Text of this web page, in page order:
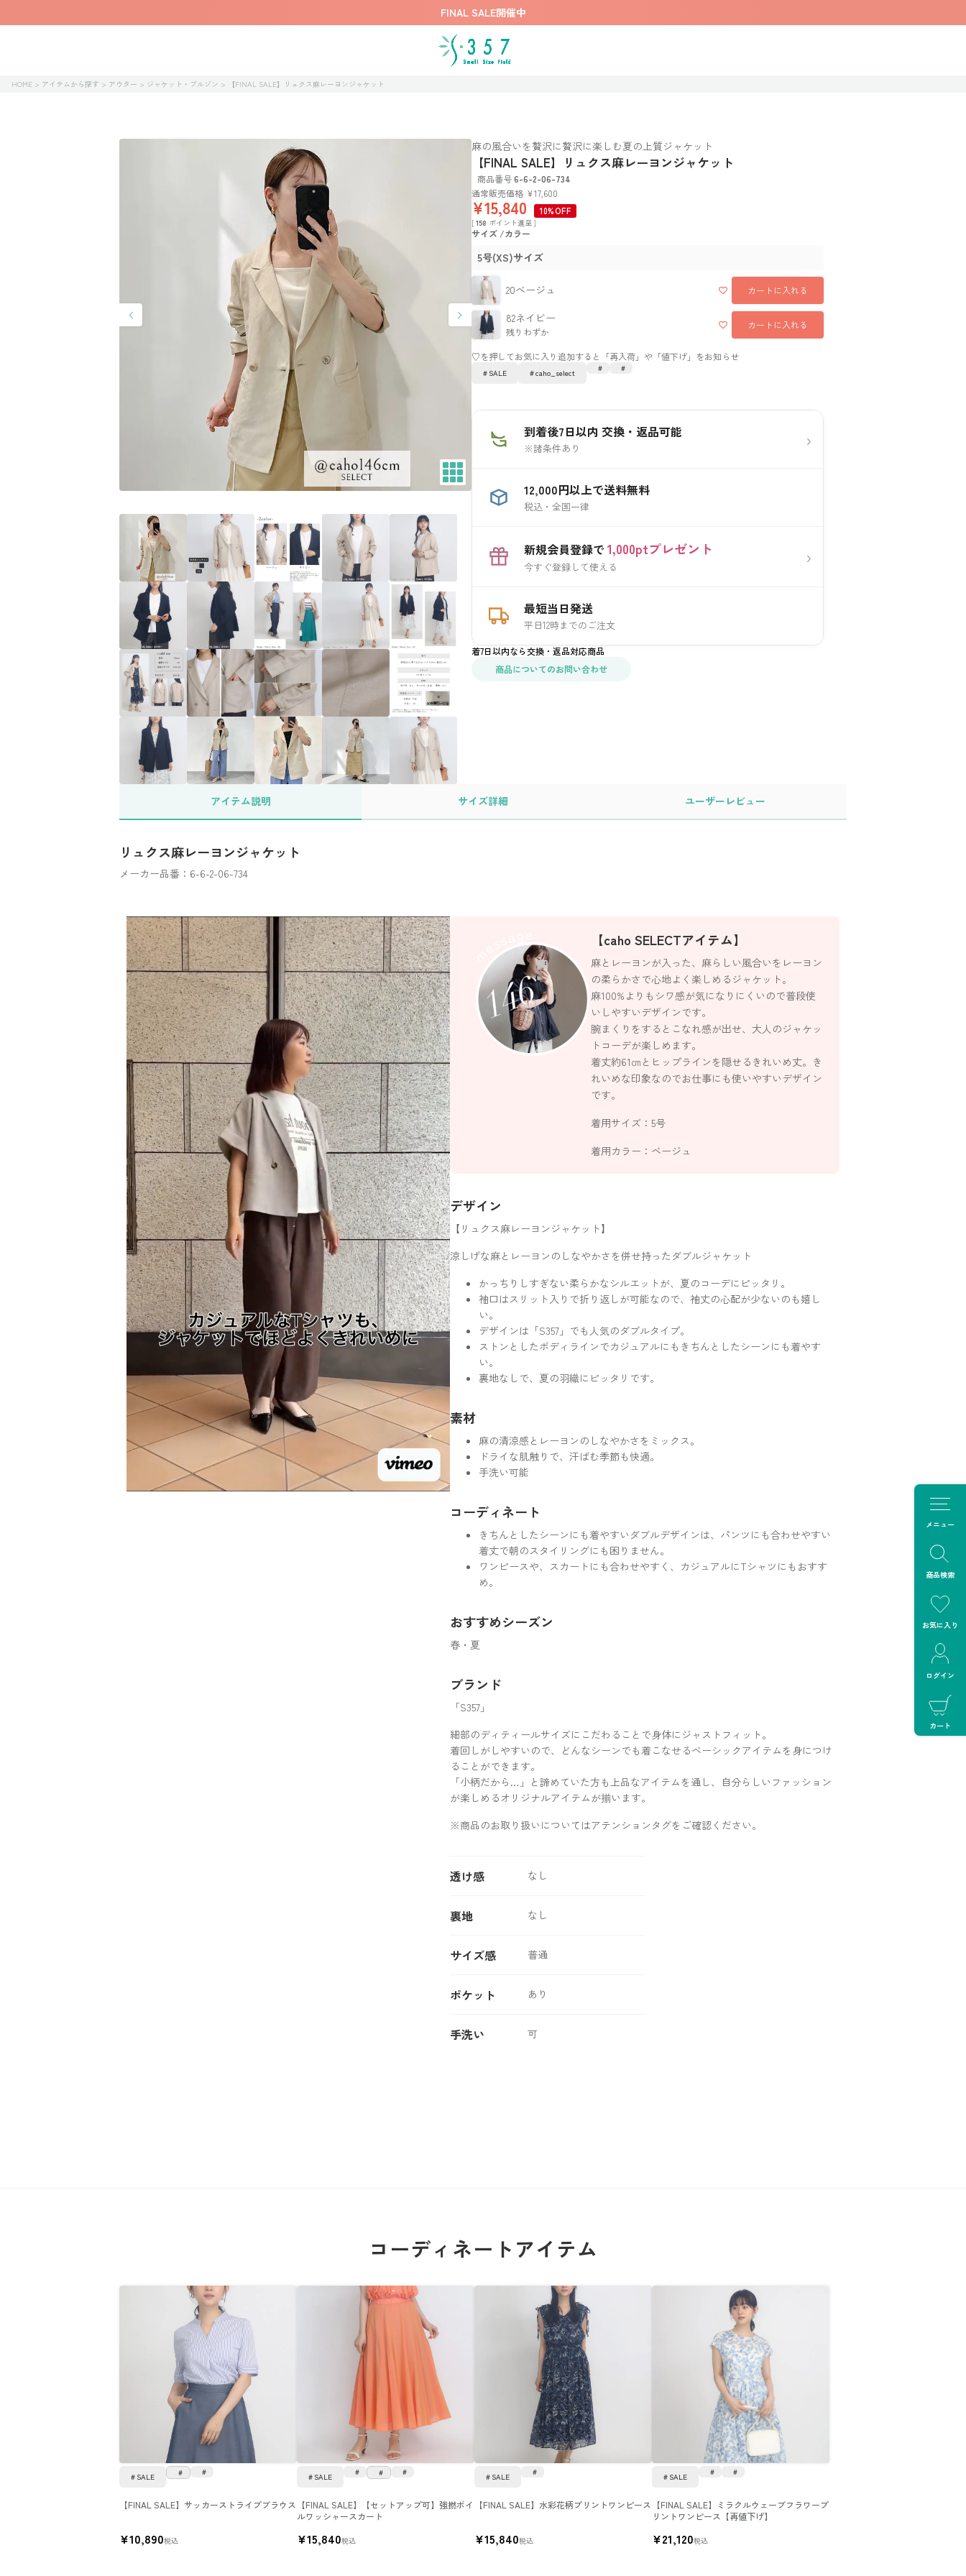
FINAL SALE開催中
メニュー
商品検索
お気に入り
ログイン
カート
HOME アイテムから探す アウター ジャケット・ブルゾン 【FINAL SALE】リュクス麻レーヨンジャケット
麻の風合いを贅沢に贅沢に楽しむ夏の上質ジャケット
【FINAL SALE】リュクス麻レーヨンジャケット
商品番号6-6-2-06-734
通常販売価格 ¥17,600
¥15,840 10%OFF
[ 158 ポイント進呈 ]
サイズ カラー
5号(XS)サイズ
20ベージュ カートに入れる
82ネイビー
残りわずか
カートに入れる
SALE caho_select
到着後7日以内 交換・返品可能
※諸条件あり ›
12,000円以上で送料無料
税込・全国一律
新規会員登録で1,000ptプレゼント
今すぐ登録して使える ›
最短当日発送
平日12時までのご注文
着7日以内なら交換・返品対応商品
商品についてのお問い合わせ
アイテム説明 サイズ詳細 ユーザー レビュー
リュクス麻レーヨンジャケット
メーカー品番：6-6-2-06-734
【caho SELECTアイテム】
麻とレーヨンが入った、麻らしい風合いをレーヨン
の柔らかさで心地よく楽しめるジャケット。
麻100%よりもシワ感が気になりにくいので普段使
いしやすいデザインです。
腕まくりをするとこなれ感が出せ、大人のジャケッ
トコーデが楽しめます。
着丈約61㎝とヒップラインを隠せるきれいめ丈。き
れいめな印象なのでお仕事にも使いやすいデザイン
です。
着用サイズ：5号
着用カラー：ベージュ
デザイン
【リュクス麻レーヨンジャケット】
涼しげな麻とレーヨンのしなやかさを併せ持ったダブルジャケット
かっちりしすぎない柔らかなシルエットが、夏のコーデにピッタリ。
袖口はスリット入りで折り返しが可能なので、袖丈の心配が少ないのも嬉し
い。
デザインは「S357」でも人気のダブルタイプ。
ストンとしたボディラインでカジュアルにもきちんとしたシーンにも着やす
い。
裏地なしで、夏の羽織にピッタリです。
素材
麻の清涼感とレーヨンのしなやかさをミックス。
ドライな肌触りで、汗ばむ季節も快適。
手洗い可能
コーディネート
きちんとしたシーンにも着やすいダブルデザインは、パンツにも合わせやすい
着丈で朝のスタイリングにも困りません。
ワンピースや、スカートにも合わせやすく、カジュアルにTシャツにもおすす
め。
おすすめシーズン
春・夏
ブランド
「S357」
細部のディティールサイズにこだわることで身体にジャストフィット。
着回しがしやすいので、どんなシーンでも着こなせるベーシックアイテムを身につけ
ることができます。
「小柄だから…」と諦めていた方も上品なアイテムを通し、自分らしいファッション
が楽しめるオリジナルアイテムが揃います。
※商品のお取り扱いについてはアテンションタグをご確認ください。
透け感 なし
裏地 なし
サイズ感 普通
ポケット あり
手洗い 可
コーディネートアイテム
【FINAL SALE】サッカーストライプブラウス
SALE
¥10,890税込
【FINAL SALE】【セットアップ可】強撚ボイ
ルワッシャースカート
SALE
¥15,840税込
【FINAL SALE】水彩花柄プリントワンピース
SALE
¥15,840税込
【FINAL SALE】ミラクルウェーブフラワープ
リントワンピース【再値下げ】
SALE
¥21,120税込